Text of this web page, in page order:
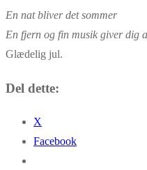
En nat bliver det sommer
En fjern og fin musik giver dig
Glædelig jul.
Del dette:
X
Facebook